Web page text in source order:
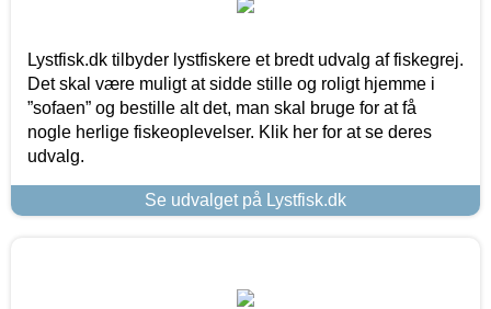
Lystfisk.dk tilbyder lystfiskere et bredt udvalg af fiskegrej.
Det skal være muligt at sidde stille og roligt hjemme i
”sofaen” og bestille alt det, man skal bruge for at få
nogle herlige fiskeoplevelser. Klik her for at se deres
udvalg.
Se udvalget på Lystfisk.dk